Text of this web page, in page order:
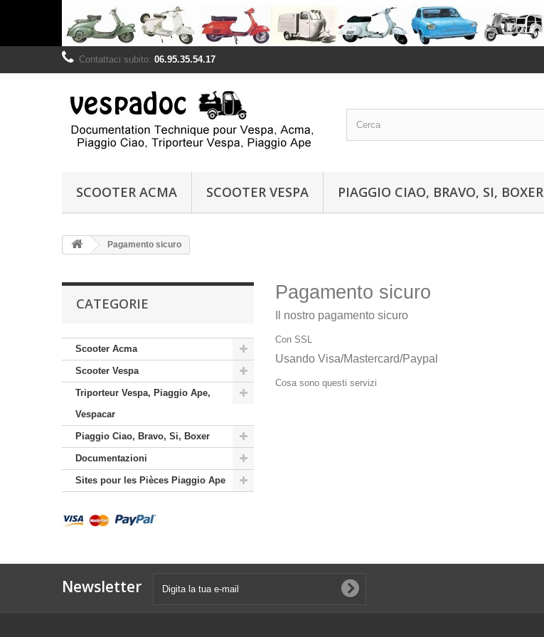
Contattaci subito: 06.95.35.54.17
SCOOTER ACMA SCOOTER VESPA PIAGGIO CIAO, BRAVO, SI, BOXER
Pagamento sicuro
CATEGORIE
Scooter Acma
Scooter Vespa
Triporteur Vespa, Piaggio Ape,
Vespacar
Piaggio Ciao, Bravo, Si, Boxer
Documentazioni
Sites pour les Pièces Piaggio Ape
Pagamento sicuro
Il nostro pagamento sicuro
Con SSL
Usando Visa/Mastercard/Paypal
Cosa sono questi servizi
Newsletter